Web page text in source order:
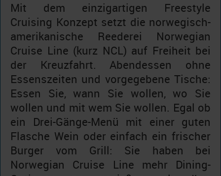
Mit dem einzigartigen Freestyle
Cruising Konzept setzt die norwegisch-
amerikanische Reederei Norwegian
Cruise Line (kurz NCL) auf Freiheit bei
der Kreuzfahrt. Abendessen ohne
Essenszeiten und vorgegebene Tische:
Essen Sie, wann Sie wollen, wo Sie
wollen und mit wem Sie wollen. Egal ob
ein Drei-Gänge-Menü mit einer guten
Flasche Wein oder einfach ein frischer
Burger vom Grill: Sie haben bei
Norwegian Cruise Line mehr Dining-